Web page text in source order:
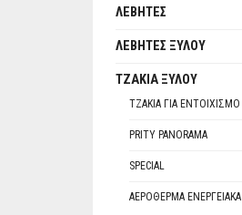
ΛΈΒΗΤΕΣ
ΛΈΒΗΤΕΣ ΞΎΛΟΥ
ΤΖΆΚΙΑ ΞΎΛΟΥ
ΤΖΆΚΙΑ ΓΙΑ ΕΝΤΟΙΧΙΣΜΌ
PRITY PANORAMA
SPECIAL
ΑΕΡΌΘΕΡΜΑ ΕΝΕΡΓΕΙΑΚΆ